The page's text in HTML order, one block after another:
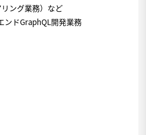
リング業務）など
ンドGraphQL開発業務